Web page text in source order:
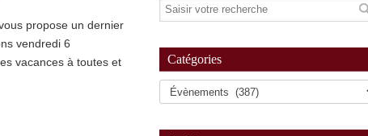
propose un dernier
vendredi 6
vacances à toutes et
Catégories